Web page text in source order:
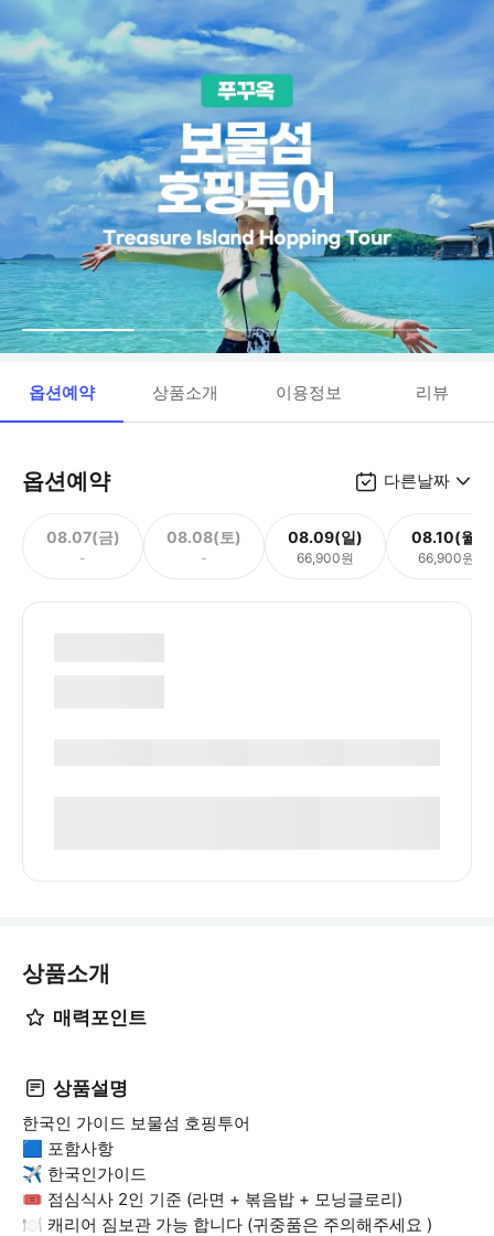
옵션예약 상품소개 이용정보 리뷰
옵션예약 다른날짜
08.07(금)
-
08.08(토)
-
08.09(일)
66,900원
08.10(월)
66,900원
상품소개
매력포인트
상품설명
한국인 가이드 보물섬 호핑투어
🟦 포함사항
✈ 한국인가이드
🎟 점심식사 2인 기준 (라면 + 볶음밥 + 모닝글로리)
🍽 캐리어 짐보관 가능 합니다 (귀중품은 주의해주세요 )